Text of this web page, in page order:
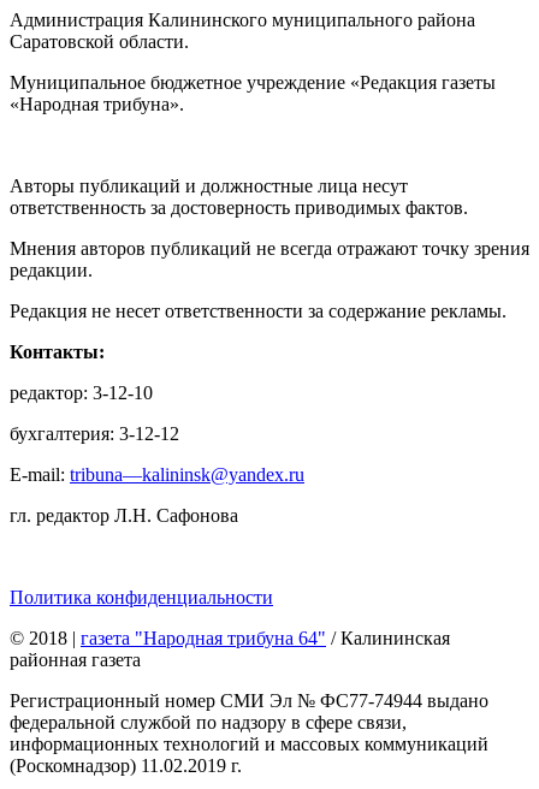
Администрация Калининского муниципального района
Саратовской области.
Муниципальное бюджетное учреждение «Редакция газеты
«Народная трибуна».
Авторы публикаций и должностные лица несут
ответственность за достоверность приводимых фактов.
Мнения авторов публикаций не всегда отражают точку зрения
редакции.
Редакция не несет ответственности за содержание рекламы.
Контакты:
редактор: 3-12-10
бухгалтерия: 3-12-12
E-mail: tribuna—kalininsk@yandex.ru
гл. редактор Л.Н. Сафонова
Политика конфиденциальности
© 2018 | газета "Народная трибуна 64" / Калининская
районная газета
Регистрационный номер СМИ Эл № ФС77-74944 выдано
федеральной службой по надзору в сфере связи,
информационных технологий и массовых коммуникаций
(Роскомнадзор) 11.02.2019 г.